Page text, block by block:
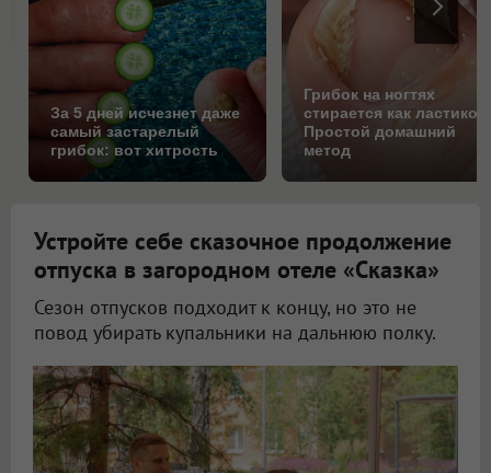
За 5 дней исчезнет даже
самый застарелый
грибок: вот хитрость
Грибок на ногтях
стирается как
Простой домашний
метод
Устройте себе сказочное продолжение
отпуска в загородном отеле «Сказка»
Сезон отпусков подходит к концу, но это не
повод убирать купальники на дальнюю полку.